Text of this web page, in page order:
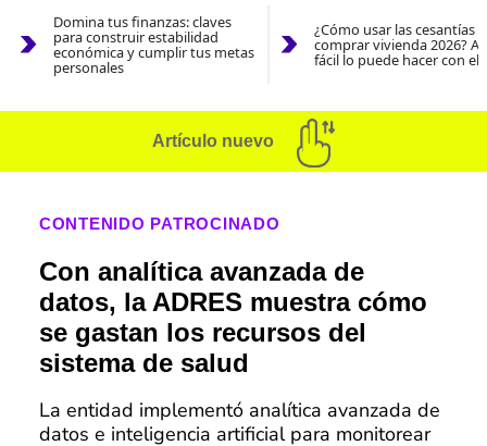
Domina tus finanzas: claves
para construir estabilidad
económica y cumplir tus metas
personales
¿Cómo usar las cesantías
comprar vivienda 2026?
fácil lo puede hacer con el
Artículo nuevo
CONTENIDO PATROCINADO
Con analítica avanzada de
datos, la ADRES muestra cómo
se gastan los recursos del
sistema de salud
La entidad implementó analítica avanzada de
datos e inteligencia artificial para monitorear